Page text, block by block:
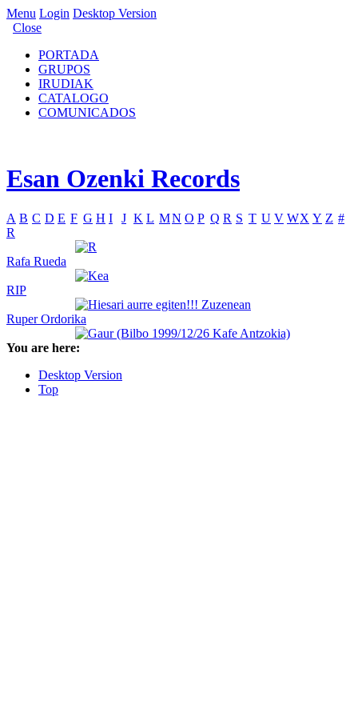
Menu Login Desktop Version
Close
PORTADA
GRUPOS
IRUDIAK
CATALOGO
COMUNICADOS
Esan Ozenki Records
A B C D E F G H I J K L MN O P Q R S T U V WX Y Z #
R
Rafa Rueda
RIP
Ruper Ordorika
You are here:
Desktop Version
Top